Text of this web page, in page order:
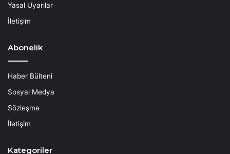
Yasal Uyarılar
İletişim
Abonelik
Haber Bülteni
Sosyal Medya
Sözleşme
İletişim
Kategoriler